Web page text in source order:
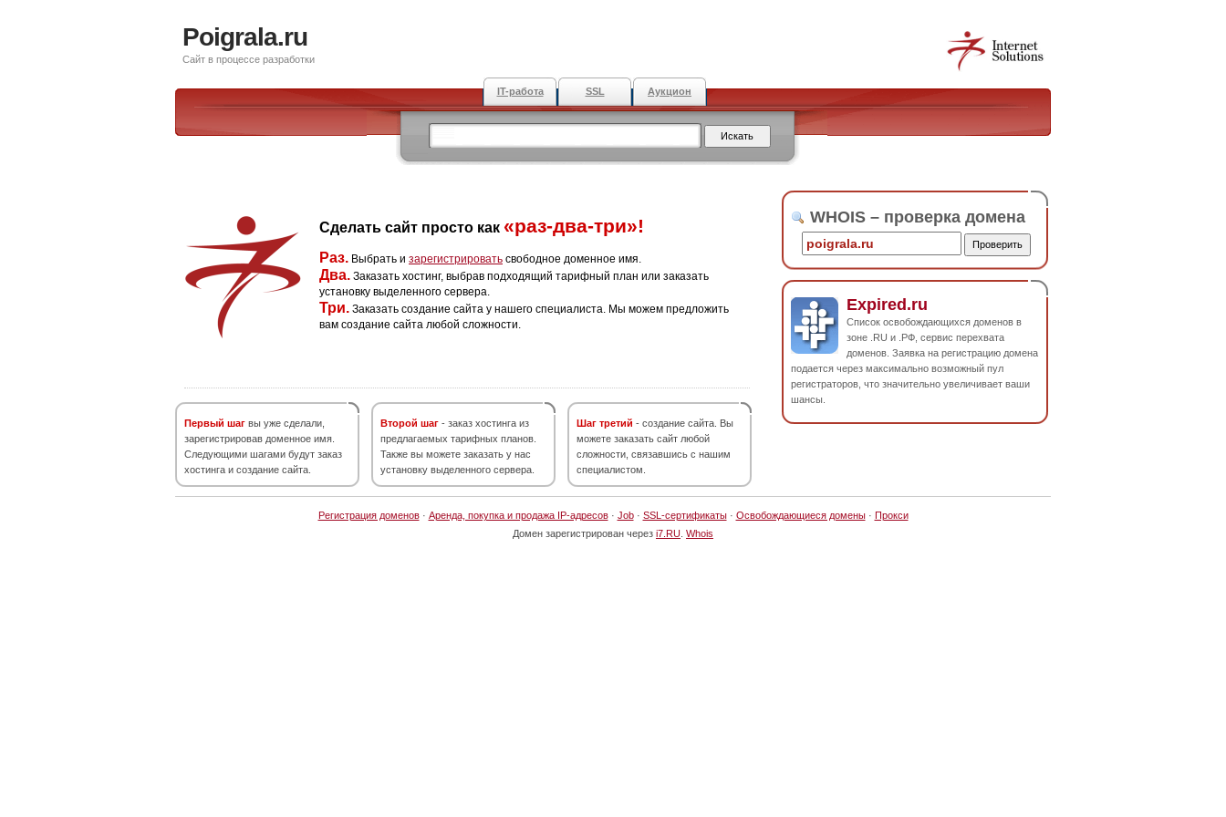
Poigrala.ru
Сайт в процессе разработки
IT-работа SSL Аукцион
Сделать сайт просто как «раз-два-три»!
Раз. Выбрать и зарегистрировать свободное доменное имя.
Два. Заказать хостинг, выбрав подходящий тарифный план или заказать
установку выделенного сервера.
Три. Заказать создание сайта у нашего специалиста. Мы можем предложить
вам создание сайта любой сложности.
Первый шаг вы уже сделали,
зарегистрировав доменное имя.
Следующими шагами будут заказ
хостинга и создание сайта.
Второй шаг - заказ хостинга из
предлагаемых тарифных планов.
Также вы можете заказать у нас
установку выделенного сервера.
Шаг третий - создание сайта. Вы
можете заказать сайт любой
сложности, связавшись с нашим
специалистом.
WHOIS – проверка домена
Expired.ru
Список освобождающихся доменов в
зоне .RU и .РФ, сервис перехвата
доменов. Заявка на регистрацию домена
подается через максимально возможный пул
регистраторов, что значительно увеличивает ваши
шансы.
Регистрация доменов· Аренда, покупка и продажа IP-адресов· Job· SSL-сертификаты· Освобождающиеся домены· Прокси
Домен зарегистрирован через i7.RU Whois